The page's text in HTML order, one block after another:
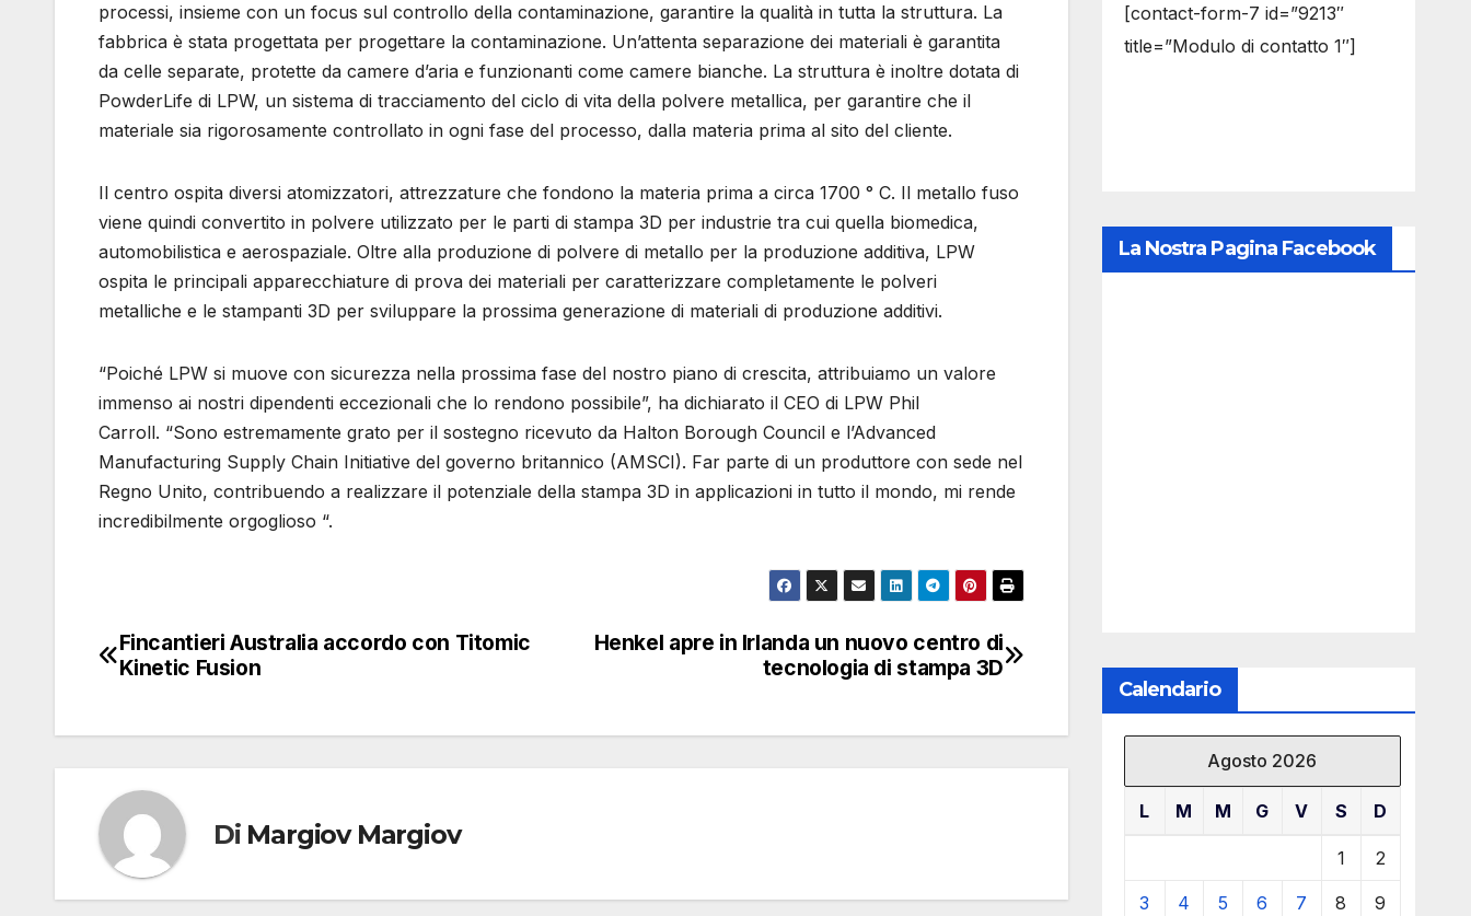
processi, insieme con un focus sul controllo della contaminazione, garantire la qualità in tutta la struttura. La
fabbrica è stata progettata per progettare la contaminazione. Un’attenta separazione dei materiali è garantita
da celle separate, protette da camere d’aria e funzionanti come camere bianche. La struttura è inoltre dotata di
PowderLife di LPW, un sistema di tracciamento del ciclo di vita della polvere metallica, per garantire che il
materiale sia rigorosamente controllato in ogni fase del processo, dalla materia prima al sito del cliente.
Il centro ospita diversi atomizzatori, attrezzature che fondono la materia prima a circa 1700 ° C. Il metallo fuso
viene quindi convertito in polvere utilizzato per le parti di stampa 3D per industrie tra cui quella biomedica,
automobilistica e aerospaziale. Oltre alla produzione di polvere di metallo per la produzione additiva, LPW
ospita le principali apparecchiature di prova dei materiali per caratterizzare completamente le polveri
metalliche e le stampanti 3D per sviluppare la prossima generazione di materiali di produzione additivi.
“Poiché LPW si muove con sicurezza nella prossima fase del nostro piano di crescita, attribuiamo un valore
immenso ai nostri dipendenti eccezionali che lo rendono possibile”, ha dichiarato il CEO di LPW Phil
Carroll. “Sono estremamente grato per il sostegno ricevuto da Halton Borough Council e l’Advanced
Manufacturing Supply Chain Initiative del governo britannico (AMSCI). Far parte di un produttore con sede nel
Regno Unito, contribuendo a realizzare il potenziale della stampa 3D in applicazioni in tutto il mondo, mi rende
incredibilmente orgoglioso “.
Navigazione
Henkel apre in Irlanda un nuovo centro di
tecnologia di stampa 3D
Fincantieri Australia accordo con Titomic
Kinetic Fusion
Di Margiov Margiov
[contact-form-7 id=”9213″
title=”Modulo di contatto 1″]
La Nostra Pagina Facebook
Calendario
Agosto 2026
L M M G V S D
1 2
3 4 5 6 7 8 9